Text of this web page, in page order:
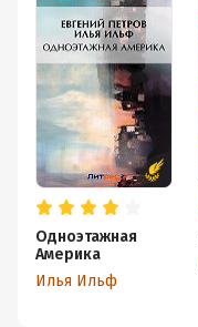
Одноэтажная
Америка
Илья Ильф